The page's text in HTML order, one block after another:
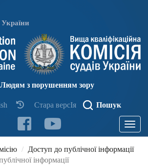
Людям з порушенням зору
Стара версІя Пошук
Toggle
Доступ до публічної інформації
інформації